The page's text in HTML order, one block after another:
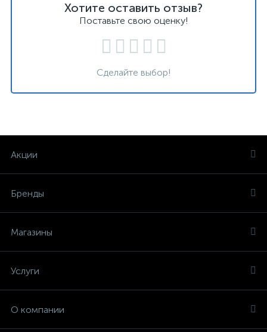
Хотите оставить отзыв?
Поставьте свою оценку!
Сделайте выбор!
Акции
Бренды
Магазины
Услуги
О компании